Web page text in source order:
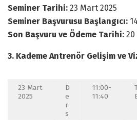
Seminer Tarihi: 23 Mart 2025
Seminer Başvurusu Başlangıcı:
Son Başvuru ve Ödeme Tarihi: 20
3. Kademe Antrenör Gelişim ve
23 Mart
2025
D
e
r
s
11:00-
11:40